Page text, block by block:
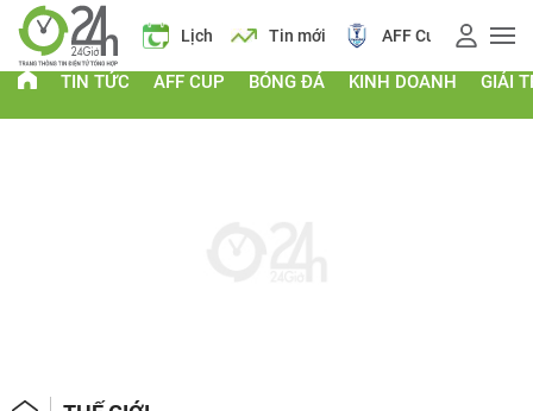
Giá vàng Lịch Tin mới AFF Cup Giá
TIN TỨC AFF CUP BÓNG ĐÁ KINH DOANH GIẢI